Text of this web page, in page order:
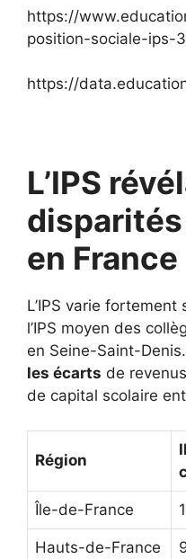
https://
position-sociale-ips-
https://
L’IPS
en France
L’IPS varie
l’IPS moyen des
en Seine-Saint-Denis.
les écarts de
de capital scolaire
Région
Île-de-France
Hauts-de-France